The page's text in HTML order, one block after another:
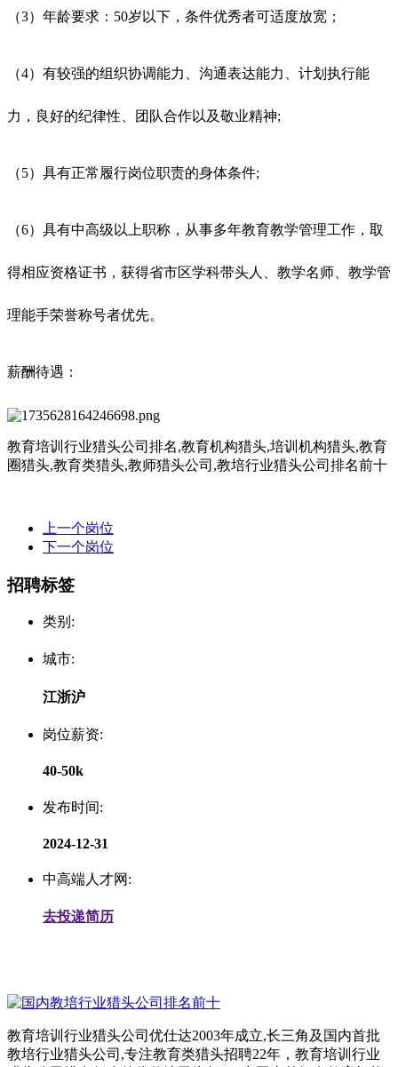
（3）年龄要求：50岁以下，条件优秀者可适度放宽；
（4）有较强的组织协调能力、沟通表达能力、计划执行能
力，良好的纪律性、团队合作以及敬业精神;
（5）具有正常履行岗位职责的身体条件;
（6）具有中高级以上职称，从事多年教育教学管理工作，取
得相应资格证书，获得省市区学科带头人、教学名师、教学管
理能手荣誉称号者优先。
薪酬待遇：
教育培训行业猎头公司排名,教育机构猎头,培训机构猎头,教育
圈猎头,教育类猎头,教师猎头公司,教培行业猎头公司排名前十
上一个岗位
下一个岗位
招聘标签
类别:
城市:
江浙沪
岗位薪资:
40-50k
发布时间:
2024-12-31
中高端人才网:
去投递简历
教育培训行业猎头公司优仕达2003年成立,长三角及国内首批
教培行业猎头公司,专注教育类猎头招聘22年，教育培训行业